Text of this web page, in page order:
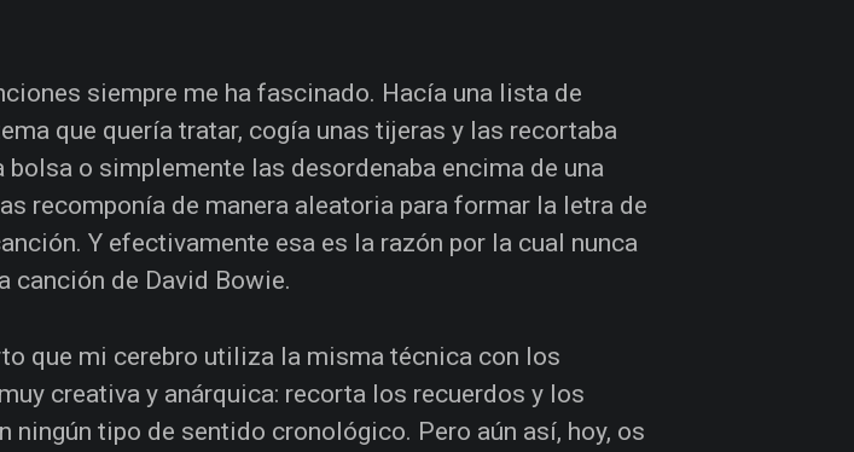
siempre me ha fascinado. Hacía una lista de
que quería tratar, cogía unas tijeras y las recortaba
bolsa o simplemente las desordenaba encima de una
recomponía de manera aleatoria para formar la letra de
Y efectivamente esa es la razón por la cual nunca
canción de David Bowie.
que mi cerebro utiliza la misma técnica con los
creativa y anárquica: recorta los recuerdos y los
ningún tipo de sentido cronológico. Pero aún así, hoy, os